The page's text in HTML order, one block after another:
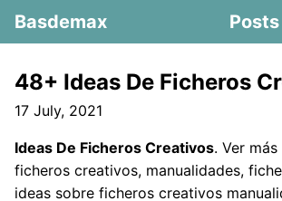
Basdemax Posts
48+ Ideas De Ficheros
17 July, 2021
Ideas De Ficheros Creativos. Ver
ficheros creativos, manualidades,
ideas sobre ficheros creativos